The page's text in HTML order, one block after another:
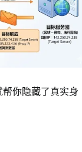
帮你隐藏了真实身